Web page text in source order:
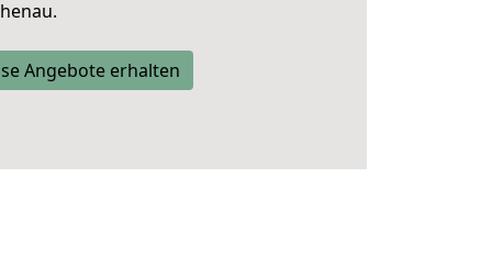
Angebote erhalten